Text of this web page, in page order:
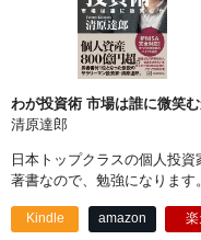
わが投資術 市場は誰に微笑
清原達郎
日本トップクラスの個人投資
著書なので、勉強になります。
Kindle amazon 楽